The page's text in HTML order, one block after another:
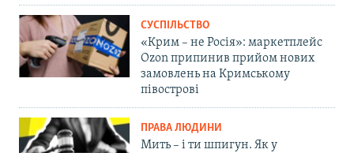
СУСПІЛЬСТВО
«Крим – не Росія»: маркетплейс
Ozon припинив прийом нових
замовлень на Кримському
півострові
ПРАВА ЛЮДИНИ
Мить – і ти шпигун. Як у